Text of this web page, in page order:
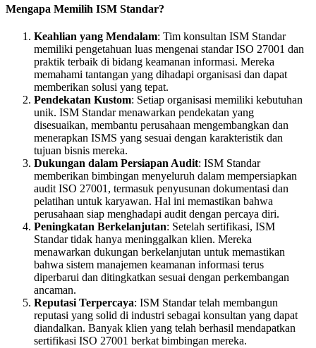
Mengapa Memilih ISM Standar?
Keahlian yang Mendalam: Tim konsultan ISM Standar
memiliki pengetahuan luas mengenai standar ISO 27001 dan
praktik terbaik di bidang keamanan informasi. Mereka
memahami tantangan yang dihadapi organisasi dan dapat
memberikan solusi yang tepat.
Pendekatan Kustom: Setiap organisasi memiliki kebutuhan
unik. ISM Standar menawarkan pendekatan yang
disesuaikan, membantu perusahaan mengembangkan dan
menerapkan ISMS yang sesuai dengan karakteristik dan
tujuan bisnis mereka.
Dukungan dalam Persiapan Audit: ISM Standar
memberikan bimbingan menyeluruh dalam mempersiapkan
audit ISO 27001, termasuk penyusunan dokumentasi dan
pelatihan untuk karyawan. Hal ini memastikan bahwa
perusahaan siap menghadapi audit dengan percaya diri.
Peningkatan Berkelanjutan: Setelah sertifikasi, ISM
Standar tidak hanya meninggalkan klien. Mereka
menawarkan dukungan berkelanjutan untuk memastikan
bahwa sistem manajemen keamanan informasi terus
diperbarui dan ditingkatkan sesuai dengan perkembangan
ancaman.
Reputasi Terpercaya: ISM Standar telah membangun
reputasi yang solid di industri sebagai konsultan yang dapat
diandalkan. Banyak klien yang telah berhasil mendapatkan
sertifikasi ISO 27001 berkat bimbingan mereka.